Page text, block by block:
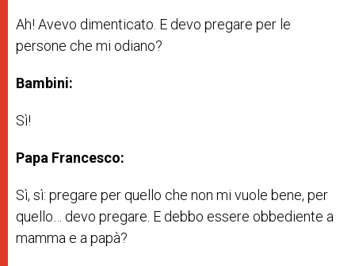
Ah! Avevo dimenticato. E devo pregare per le
persone che mi odiano?
Bambini:
Sì!
Papa Francesco:
Sì, sì: pregare per quello che non mi vuole bene, per
quello… devo pregare. E debbo essere obbediente a
mamma e a papà?